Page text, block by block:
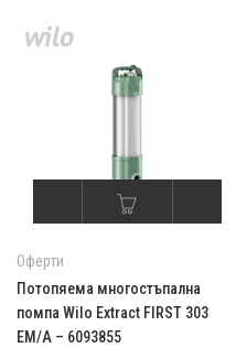
Оферти
Потопяема многостъпална
помпа Wilo Extract FIRST 303
EM/A – 6093855